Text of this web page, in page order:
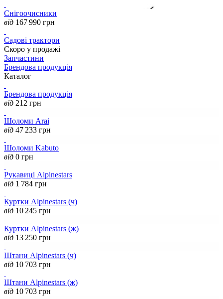
Снігоочисники
від 167 990 грн
Садові трактори
Скоро у продажі
Запчастини
Брендова продукція
Каталог
Брендова продукція
від 212 грн
Шоломи Arai
від 47 233 грн
Шоломи Kabuto
від 0 грн
Рукавиці Alpinestars
від 1 784 грн
Куртки Alpinestars (ч)
від 10 245 грн
Куртки Alpinestars (ж)
від 13 250 грн
Штани Alpinestars (ч)
від 10 703 грн
Штани Alpinestars (ж)
від 10 703 грн